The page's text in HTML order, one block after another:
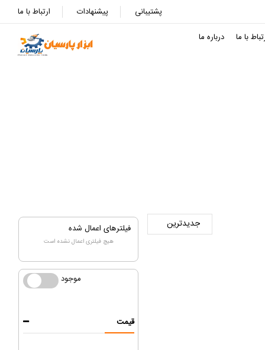
ارتباط با ما پیشنهادات
پشتیبانی
با ما
درباره ما
فیلترهای اعمال شده
هیچ فیلتری اعمال نشده است
موجود موجود
قیمت